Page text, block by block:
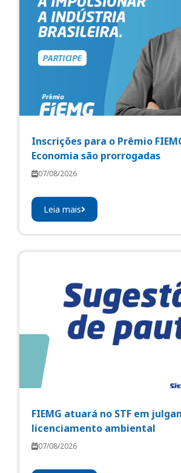
Inscrições para o Prêmio
Economia são prorrogadas
07/08/2026
Leia mais
FIEMG atuará no STF em
licenciamento ambiental
07/08/2026